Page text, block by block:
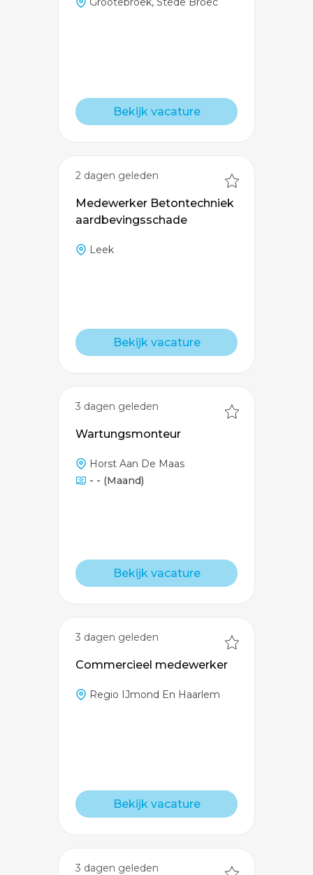
Bekijk vacature
2 dagen geleden
Medewerker Betontechniek
aardbevingsschade
Leek
Bekijk vacature
3 dagen geleden
Wartungsmonteur
Horst Aan De Maas
- - (Maand)
Bekijk vacature
3 dagen geleden
Commercieel medewerker
Regio IJmond En Haarlem
Bekijk vacature
3 dagen geleden